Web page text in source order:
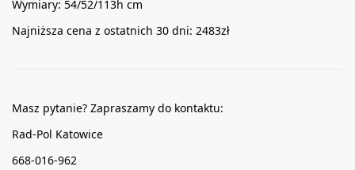
Wymiary: 54/52/113h cm
Najniższa cena z ostatnich 30 dni: 2483zł
Masz pytanie? Zapraszamy do kontaktu:
Rad-Pol Katowice
668-016-962